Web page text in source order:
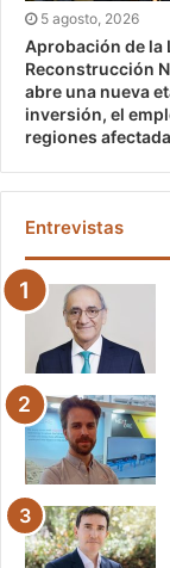
5 agosto, 2026
Aprobación de la
Reconstrucción
abre una nueva
inversión, el
regiones
Entrevistas